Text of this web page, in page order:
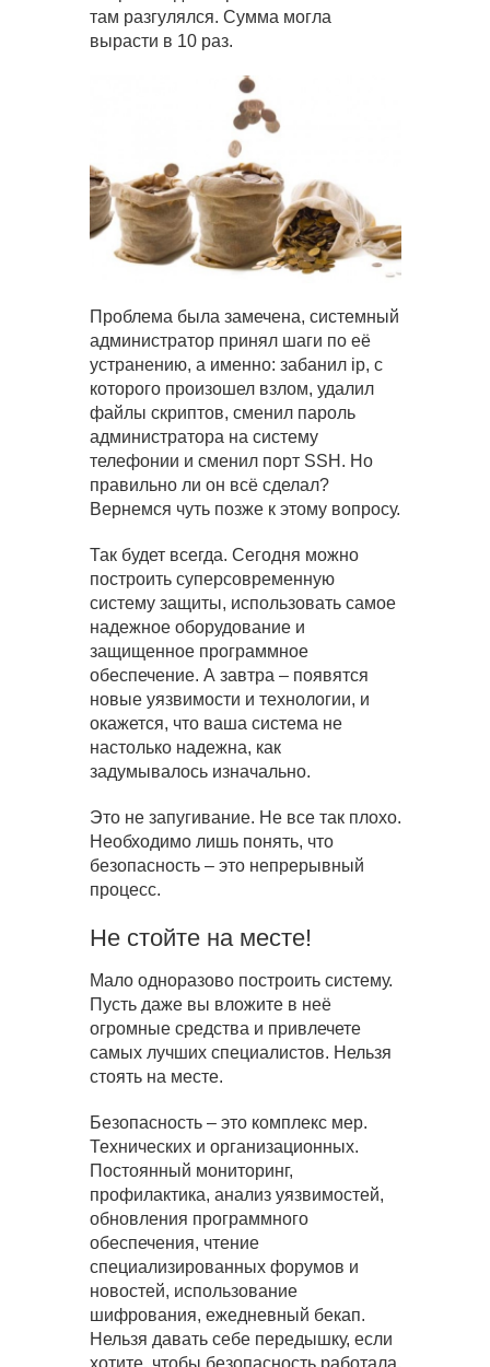
там разгулялся. Сумма могла
вырасти в 10 раз.
Проблема была замечена, системный
администратор принял шаги по её
устранению, а именно: забанил ip, с
которого произошел взлом, удалил
файлы скриптов, сменил пароль
администратора на систему
телефонии и сменил порт SSH. Но
правильно ли он всё сделал?
Вернемся чуть позже к этому вопросу.
Так будет всегда. Сегодня можно
построить суперсовременную
систему защиты, использовать самое
надежное оборудование и
защищенное программное
обеспечение. А завтра – появятся
новые уязвимости и технологии, и
окажется, что ваша система не
настолько надежна, как
задумывалось изначально.
Это не запугивание. Не все так плохо.
Необходимо лишь понять, что
безопасность – это непрерывный
процесс.
Не стойте на месте!
Мало одноразово построить систему.
Пусть даже вы вложите в неё
огромные средства и привлечете
самых лучших специалистов. Нельзя
стоять на месте.
Безопасность – это комплекс мер.
Технических и организационных.
Постоянный мониторинг,
профилактика, анализ уязвимостей,
обновления программного
обеспечения, чтение
специализированных форумов и
новостей, использование
шифрования, ежедневный бекап.
Нельзя давать себе передышку, если
хотите, чтобы безопасность работала.